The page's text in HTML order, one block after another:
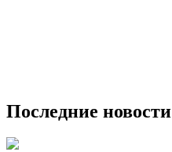
Последние новости